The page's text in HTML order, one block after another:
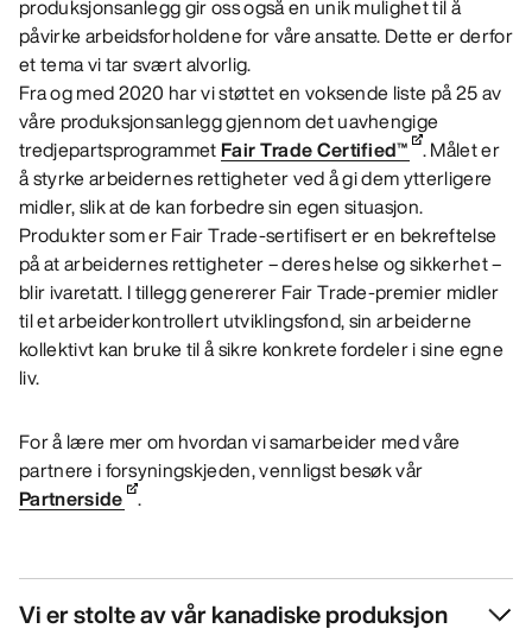
produksjonsanlegg gir oss også en unik mulighet til å
påvirke arbeidsforholdene for våre ansatte. Dette er derfor
et tema vi tar svært alvorlig.
Fra og med 2020 har vi støttet en voksende liste på 25 av
våre produksjonsanlegg gjennom det uavhengige
tredjepartsprogrammet Fair Trade Certified™ . Målet er
å styrke arbeidernes rettigheter ved å gi dem ytterligere
midler, slik at de kan forbedre sin egen situasjon.
Produkter som er Fair Trade-sertifisert er en bekreftelse
på at arbeidernes rettigheter – deres helse og sikkerhet –
blir ivaretatt. I tillegg genererer Fair Trade-premier midler
til et arbeiderkontrollert utviklingsfond, sin arbeiderne
kollektivt kan bruke til å sikre konkrete fordeler i sine egne
liv.
For å lære mer om hvordan vi samarbeider med våre
partnere i forsyningskjeden, vennligst besøk vår
Partnerside .
Vi er stolte av vår kanadiske produksjon